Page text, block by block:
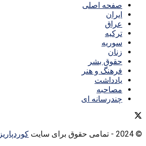
صفحه اصلی
ایران
عراق
ترکیه
سوریه
زنان
حقوق بشر
فرهنگ و هنر
یادداشت
مصاحبه
چندرسانه ای
© 2024 - تمامی حقوق برای سایت کوردپاریز